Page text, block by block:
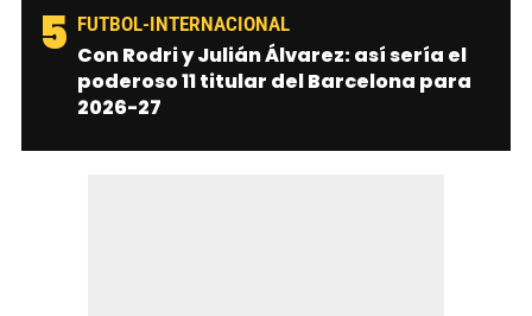
5 FUTBOL-INTERNACIONAL
Con Rodri y Julián Álvarez: así sería el
poderoso 11 titular del Barcelona para
2026-27